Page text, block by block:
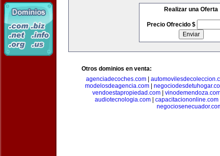
Realizar una Oferta
Precio Ofrecido $
Otros dominios en venta:
agenciadecoches.com
modelosdeagencia.com
vendoestapropiedad.com|
audiotecnologia.com
capacitaciononline.com